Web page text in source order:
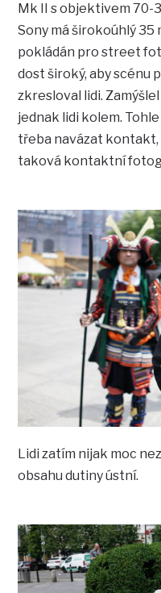
Mk II s objektivem 70-
Sony má širokoúhlý
pokládán pro street
dost široký, aby scénu
zkresloval lidi.
jednak lidi kolem.
třeba navázat kontakt,
taková kontaktní
Lidi zatím nijak moc
obsahu dutiny ústní.